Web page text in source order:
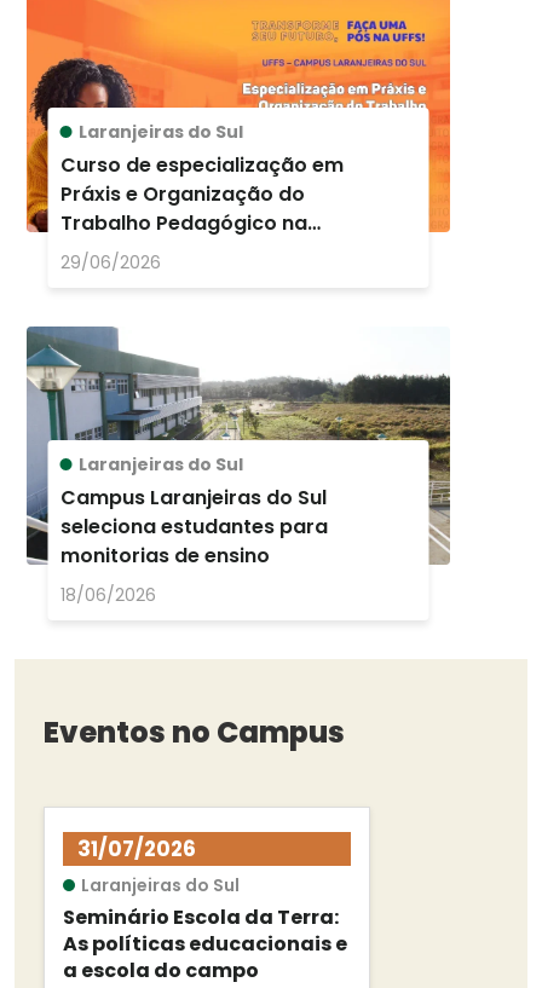
Laranjeiras do Sul
Curso de especialização em
Práxis e Organização do
Trabalho Pedagógico na
Educação Infantil e nos anos
29/06/2026
Laranjeiras do Sul
Campus Laranjeiras do Sul
seleciona estudantes para
monitorias de ensino
18/06/2026
Eventos no Campus
31/07/2026
Laranjeiras do Sul
Seminário Escola da Terra:
As políticas educacionais e
a escola do campo